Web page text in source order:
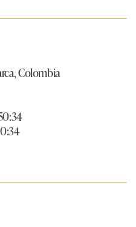
Colombia